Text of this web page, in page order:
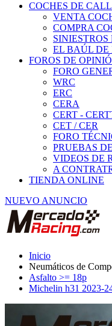
COCHES DE
VENTA
COMPRA
SINIESTROS
EL BAÚL DE
FOROS DE
FORO
WRC
ERC
CERA
CERT -
CET / CER
FORO
PRUEBAS
VIDEOS DE
A
TIENDA ONLINE
NUEVO ANUNCIO
Inicio
Neumáticos de
Asfalto >= 18p
Michelin h31 2023-